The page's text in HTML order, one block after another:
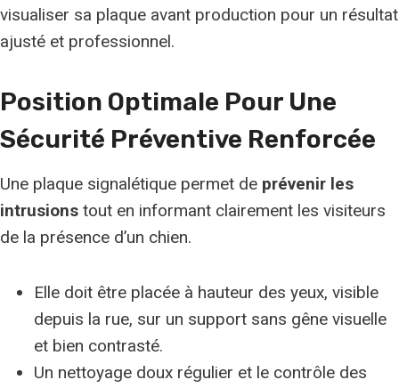
visualiser sa plaque avant production pour un résultat
ajusté et professionnel.
Position Optimale Pour Une
Sécurité Préventive Renforcée
Une plaque signalétique permet de prévenir les
intrusions tout en informant clairement les visiteurs
de la présence d’un chien.
Elle doit être placée à hauteur des yeux, visible
depuis la rue, sur un support sans gêne visuelle
et bien contrasté.
Un nettoyage doux régulier et le contrôle des